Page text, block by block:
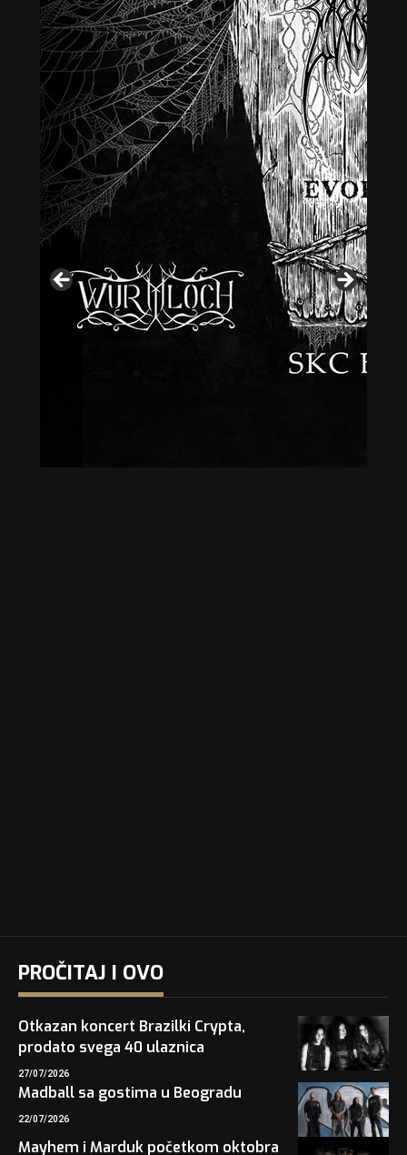
PROČITAJ I OVO
Otkazan koncert Brazilki Crypta,
prodato svega 40 ulaznica
27/07/2026
Madball sa gostima u Beogradu
22/07/2026
Mayhem i Marduk početkom oktobra